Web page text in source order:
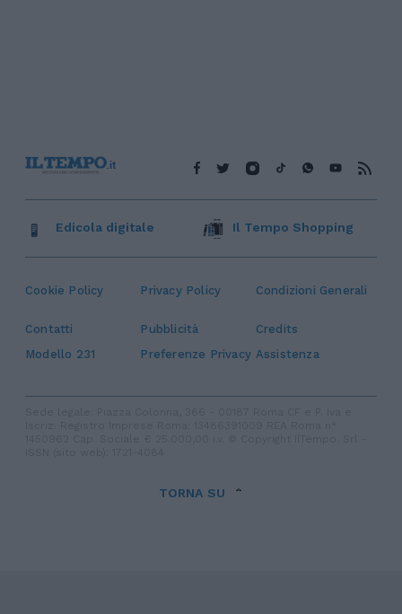
Cookie Policy Privacy Policy Condizioni Generali
Contatti Pubblicità
Credits
Modello 231
Preferenze Privacy Assistenza
Edicola digitale Il Tempo Shopping
TORNA SU